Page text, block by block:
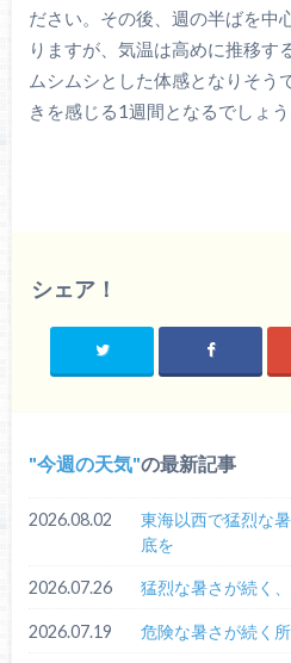
ださい。その後、週の半ばを中
りますが、気温は高めに推移す
ムシムシとした体感となりそう
きを感じる1週間となるでしょう
シェア！
今週の天気 の最新記事
2026.08.02
東海以西で猛烈な
底を
2026.07.26 猛烈な暑さが続く
2026.07.19 危険な暑さが続く